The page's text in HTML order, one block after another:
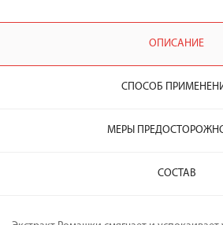
ОПИСАНИЕ
СПОСОБ
МЕРЫ
СОСТАВ